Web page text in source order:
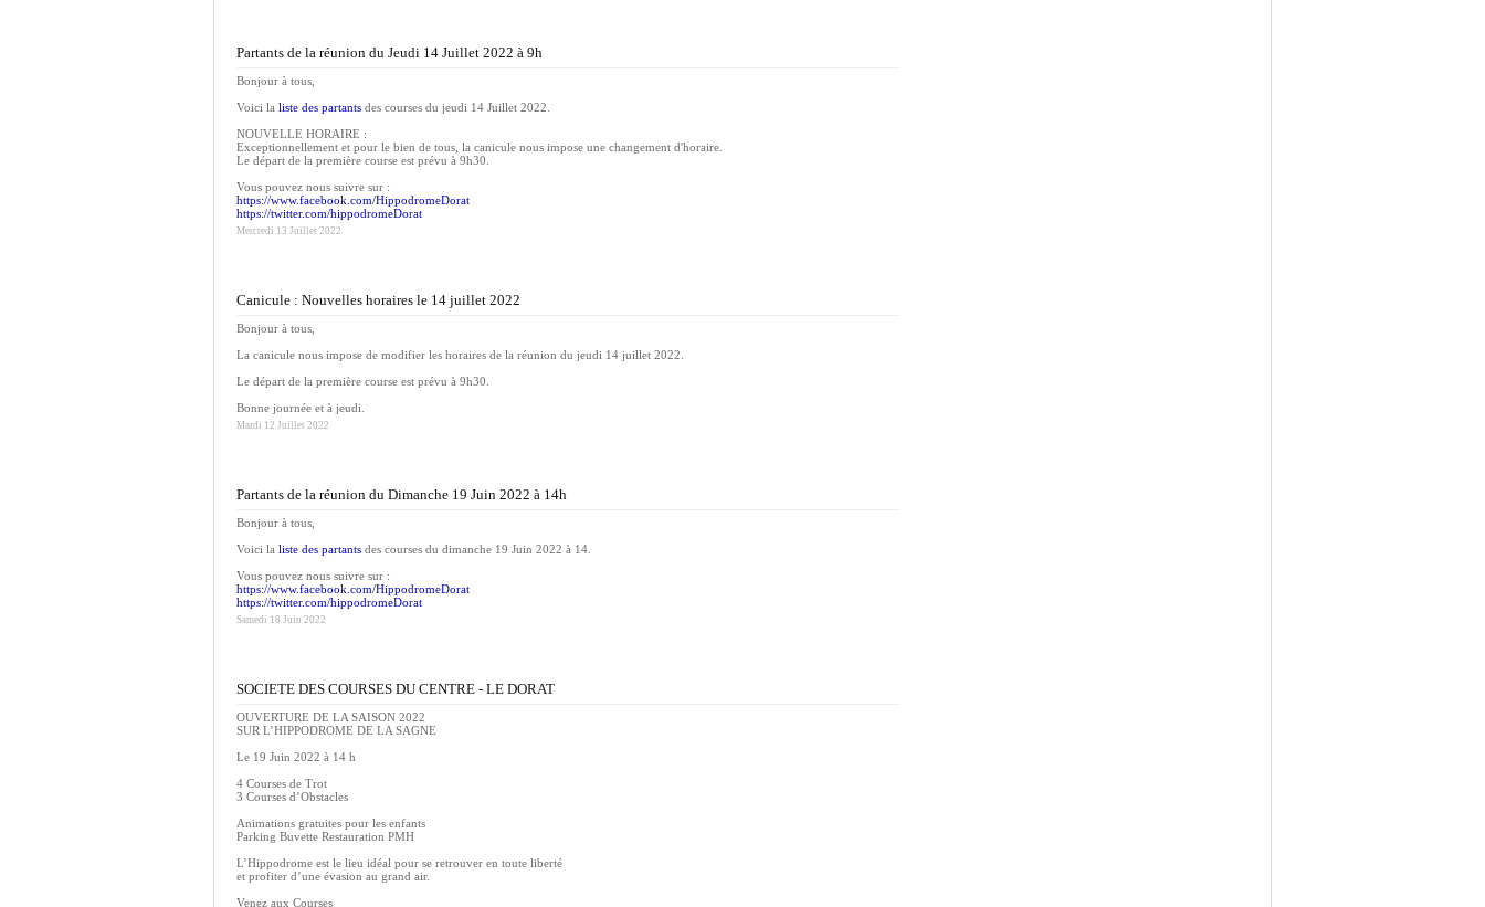
Partants de la réunion du Jeudi 14 Juillet 2022 à 9h
Bonjour à tous,
Voici la liste des partants des courses du jeudi 14 Juillet 2022.
NOUVELLE HORAIRE :
Exceptionnellement et pour le bien de tous, la canicule nous impose une changement d'horaire.
Le départ de la première course est prévu à 9h30.
Vous pouvez nous suivre sur :
https://www.facebook.com/HippodromeDorat
https://twitter.com/hippodromeDorat
Mercredi 13 Juillet 2022
Canicule : Nouvelles horaires le 14 juillet 2022
Bonjour à tous,
La canicule nous impose de modifier les horaires de la réunion du jeudi 14 juillet 2022.
Le départ de la première course est prévu à 9h30.
Bonne journée et à jeudi.
Mardi 12 Juillet 2022
Partants de la réunion du Dimanche 19 Juin 2022 à 14h
Bonjour à tous,
Voici la liste des partants des courses du dimanche 19 Juin 2022 à 14.
Vous pouvez nous suivre sur :
https://www.facebook.com/HippodromeDorat
https://twitter.com/hippodromeDorat
Samedi 18 Juin 2022
SOCIETE DES COURSES DU CENTRE - LE DORAT
OUVERTURE DE LA SAISON 2022
SUR L’HIPPODROME DE LA SAGNE
Le 19 Juin 2022 à 14 h
4 Courses de Trot
3 Courses d’Obstacles
Animations gratuites pour les enfants
Parking Buvette Restauration PMH
L’Hippodrome est le lieu idéal pour se retrouver en toute liberté
et profiter d’une évasion au grand air.
Venez aux Courses